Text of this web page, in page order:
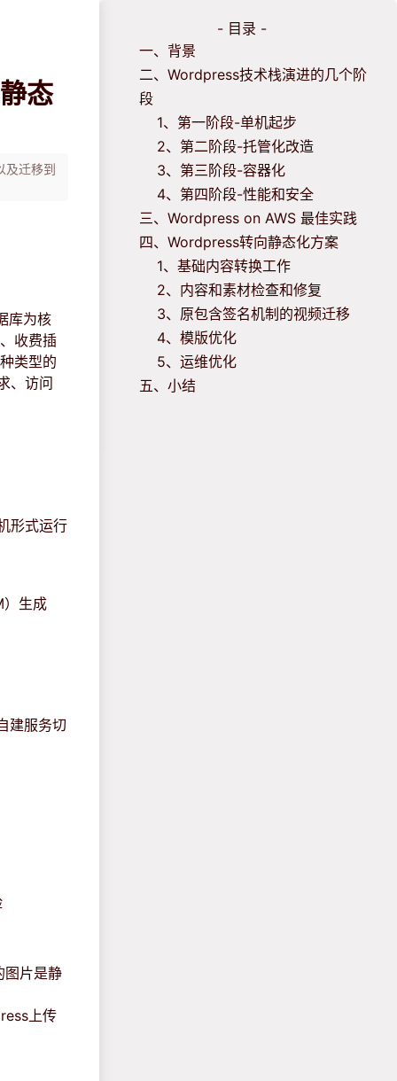
态
及迁移到
库为核
收费插
类型的
、访问
形式运行
生成
建服务切
图片是静
上传
- 目录 -
一、背景
二、Wordpress技术栈演进的几个阶
段
1、第一阶段-单机起步
2、第二阶段-托管化改造
3、第三阶段-容器化
4、第四阶段-性能和安全
三、Wordpress on AWS 最佳实践
四、Wordpress转向静态化方案
1、基础内容转换工作
2、内容和素材检查和修复
3、原包含签名机制的视频迁移
4、模版优化
5、运维优化
五、小结